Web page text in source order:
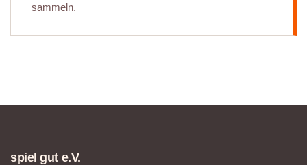
sammeln.
spiel gut e.V.